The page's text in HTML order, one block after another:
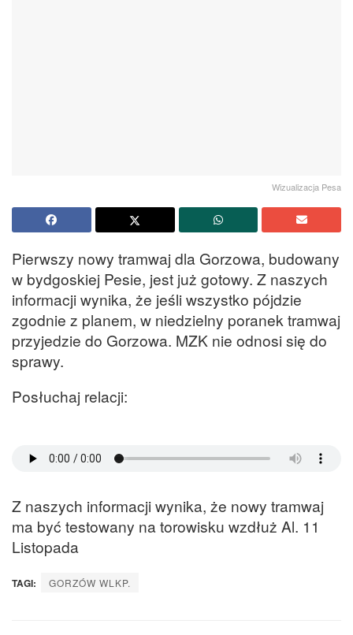
Wizualizacja Pesa
Pierwszy nowy tramwaj dla Gorzowa, budowany
w bydgoskiej Pesie, jest już gotowy. Z naszych
informacji wynika, że jeśli wszystko pójdzie
zgodnie z planem, w niedzielny poranek tramwaj
przyjedzie do Gorzowa. MZK nie odnosi się do
sprawy.
Posłuchaj relacji:
Z naszych informacji wynika, że nowy tramwaj
ma być testowany na torowisku wzdłuż Al. 11
Listopada
TAGI: GORZÓW WLKP.